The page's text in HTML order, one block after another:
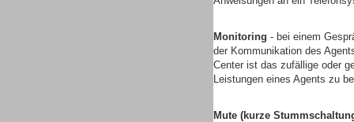
Monitoring - bei einem
der Kommunikation des
Center ist das zufällige oder
Leistungen eines Agents zu
Mute (kurze